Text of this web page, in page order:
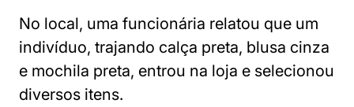
No local, uma funcionária relatou que um
indivíduo, trajando calça preta, blusa cinza
e mochila preta, entrou na loja e selecionou
diversos itens.